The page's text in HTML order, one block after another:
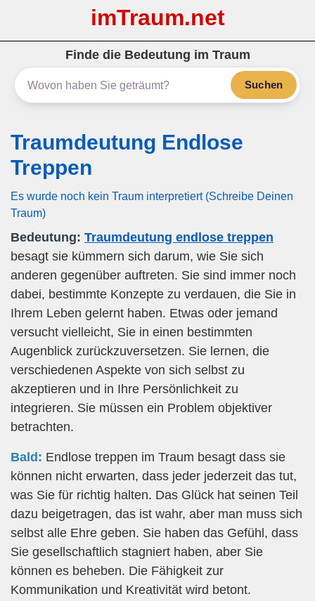
imTraum.net
Finde die Bedeutung im Traum
Suchen
Traumdeutung Endlose
Treppen
Es wurde noch kein Traum interpretiert (Schreibe Deinen
Traum)
Bedeutung: Traumdeutung endlose treppen
besagt sie kümmern sich darum, wie Sie sich
anderen gegenüber auftreten. Sie sind immer noch
dabei, bestimmte Konzepte zu verdauen, die Sie in
Ihrem Leben gelernt haben. Etwas oder jemand
versucht vielleicht, Sie in einen bestimmten
Augenblick zurückzuversetzen. Sie lernen, die
verschiedenen Aspekte von sich selbst zu
akzeptieren und in Ihre Persönlichkeit zu
integrieren. Sie müssen ein Problem objektiver
betrachten.
Bald: Endlose treppen im Traum besagt dass sie
können nicht erwarten, dass jeder jederzeit das tut,
was Sie für richtig halten. Das Glück hat seinen Teil
dazu beigetragen, das ist wahr, aber man muss sich
selbst alle Ehre geben. Sie haben das Gefühl, dass
Sie gesellschaftlich stagniert haben, aber Sie
können es beheben. Die Fähigkeit zur
Kommunikation und Kreativität wird betont.